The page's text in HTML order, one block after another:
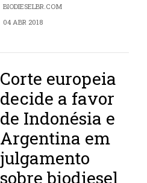
BIODIESELBR.COM
04 ABR 2018
Corte europeia
decide a favor
de Indonésia e
Argentina em
julgamento
sobre biodiesel